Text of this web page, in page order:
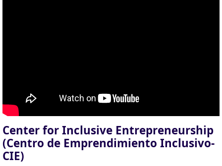
Center for Inclusive Entrepreneurship
(Centro de Emprendimiento Inclusivo-
CIE)